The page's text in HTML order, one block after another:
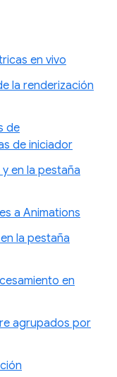
en vivo
la renderización
de
de iniciador
en la pestaña
a Animations
la pestaña
en
agrupados por